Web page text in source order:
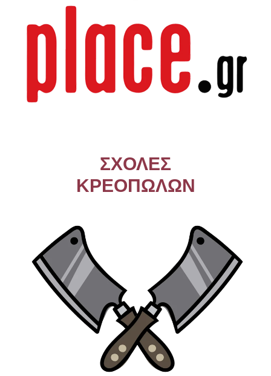
ΣΧΟΛΕΣ
ΚΡΕΟΠΩΛΩΝ